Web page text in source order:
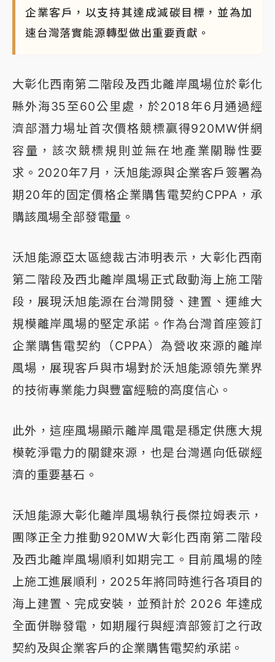
企業客戶，以支持其達成減碳目標，並為加
速台灣落實能源轉型做出重要貢獻。
大彰化西南第二階段及西北離岸風場位於彰化
縣外海35至60公里處，於2018年6月通過經
濟部潛力場址首次價格競標贏得920MW併網
容量，該次競標規則並無在地產業關聯性要
求。2020年7月，沃旭能源與企業客戶簽署為
期20年的固定價格企業購售電契約CPPA，承
購該風場全部發電量。
沃旭能源亞太區總裁古沛明表示，大彰化西南
第二階段及西北離岸風場正式啟動海上施工階
段，展現沃旭能源在台灣開發、建置、運維大
規模離岸風場的堅定承諾。作為台灣首座簽訂
企業購售電契約（CPPA）為營收來源的離岸
風場，展現客戶與市場對於沃旭能源領先業界
的技術專業能力與豐富經驗的高度信心。
此外，這座風場顯示離岸風電是穩定供應大規
模乾淨電力的關鍵來源，也是台灣邁向低碳經
濟的重要基石。
沃旭能源大彰化離岸風場執行長傑拉姆表示，
團隊正全力推動920MW大彰化西南第二階段
及西北離岸風場順利如期完工。目前風場的陸
上施工進展順利，2025年將同時進行各項目的
海上建置、完成安裝，並預計於 2026 年達成
全面併聯發電，如期履行與經濟部簽訂之行政
契約及與企業客戶的企業購售電契約承諾。